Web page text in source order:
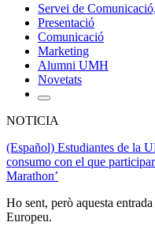
Servei de
Presentació
Comunicació
Marketing
Alumni UMH
Novetats
NOTICIA
(Español) Estudiantes de la
consumo con el que
Marathon’
Ho sent, però aquesta
Europeu.